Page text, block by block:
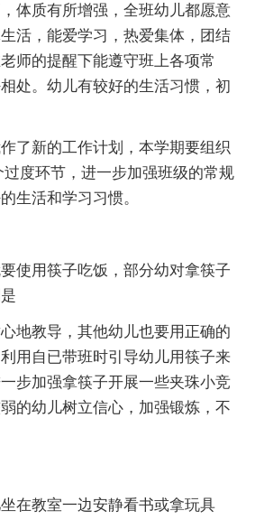
体质有所增强，全班幼儿都愿意
生活，能爱学习，热爱集体，团结
师的提醒下能遵守班上各项常
处。幼儿有较好的生活习惯，初
新的工作计划，本学期要组织
度环节，进一步加强班级的常规
生活和学习习惯。
用筷子吃饭，部分幼对拿筷子
教导，其他幼儿也要用正确的
用自已带班时引导幼儿用筷子来
步加强拿筷子开展一些夹珠小竞
的幼儿树立信心，加强锻炼，不
教室一边安静看书或拿玩具